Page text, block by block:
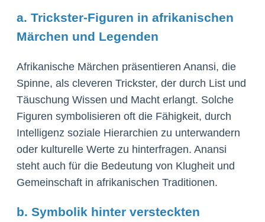
a. Trickster-Figuren in afrikanischen
Märchen und Legenden
Afrikanische Märchen präsentieren Anansi, die
Spinne, als cleveren Trickster, der durch List und
Täuschung Wissen und Macht erlangt. Solche
Figuren symbolisieren oft die Fähigkeit, durch
Intelligenz soziale Hierarchien zu unterwandern
oder kulturelle Werte zu hinterfragen. Anansi
steht auch für die Bedeutung von Klugheit und
Gemeinschaft in afrikanischen Traditionen.
b. Symbolik hinter versteckten